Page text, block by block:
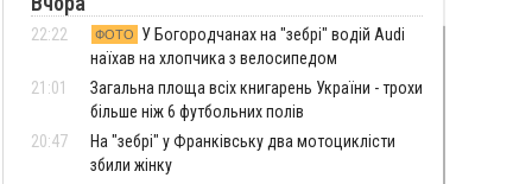
22:22 ФОТО
У Богородчанах на "зебрі" водій Audi
наїхав на хлопчика з велосипедом
21:01
Загальна площа всіх книгарень України - трохи
більше ніж 6 футбольних полів
20:47
На "зебрі" у Франківську два мотоциклісти
збили жінку